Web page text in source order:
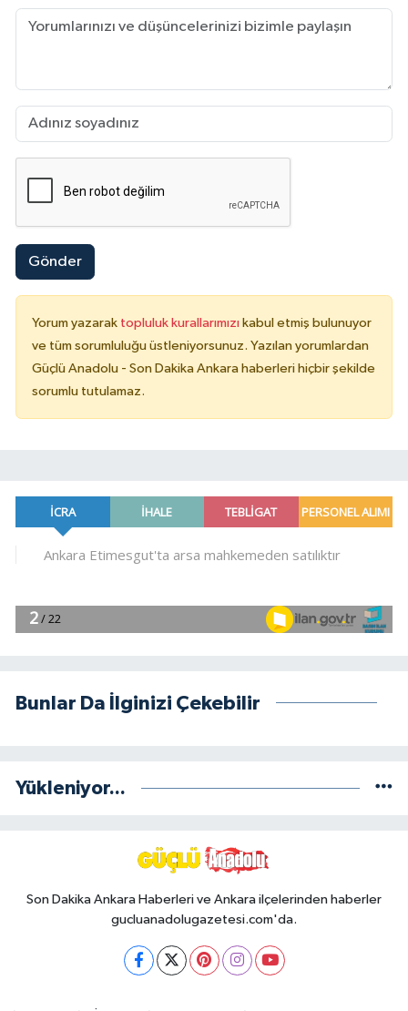
Gönder
Yorum yazarak topluluk kurallarımızı kabul etmiş bulunuyor
ve tüm sorumluluğu üstleniyorsunuz. Yazılan yorumlardan
Güçlü Anadolu - Son Dakika Ankara haberleri hiçbir şekilde
sorumlu tutulamaz.
Bunlar Da İlginizi Çekebilir
Yükleniyor...
Son Dakika Ankara Haberleri ve Ankara ilçelerinden haberler
gucluanadolugazetesi.com'da.